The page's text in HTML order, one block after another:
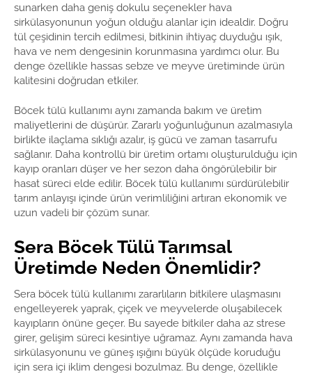
sunarken daha geniş dokulu seçenekler hava
sirkülasyonunun yoğun olduğu alanlar için idealdir. Doğru
tül çeşidinin tercih edilmesi, bitkinin ihtiyaç duyduğu ışık,
hava ve nem dengesinin korunmasına yardımcı olur. Bu
denge özellikle hassas sebze ve meyve üretiminde ürün
kalitesini doğrudan etkiler.
Böcek tülü kullanımı aynı zamanda bakım ve üretim
maliyetlerini de düşürür. Zararlı yoğunluğunun azalmasıyla
birlikte ilaçlama sıklığı azalır, iş gücü ve zaman tasarrufu
sağlanır. Daha kontrollü bir üretim ortamı oluşturulduğu için
kayıp oranları düşer ve her sezon daha öngörülebilir bir
hasat süreci elde edilir. Böcek tülü kullanımı sürdürülebilir
tarım anlayışı içinde ürün verimliliğini artıran ekonomik ve
uzun vadeli bir çözüm sunar.
Sera Böcek Tülü Tarımsal
Üretimde Neden Önemlidir?
Sera böcek tülü kullanımı zararlıların bitkilere ulaşmasını
engelleyerek yaprak, çiçek ve meyvelerde oluşabilecek
kayıpların önüne geçer. Bu sayede bitkiler daha az strese
girer, gelişim süreci kesintiye uğramaz. Aynı zamanda hava
sirkülasyonunu ve güneş ışığını büyük ölçüde koruduğu
için sera içi iklim dengesi bozulmaz. Bu denge, özellikle